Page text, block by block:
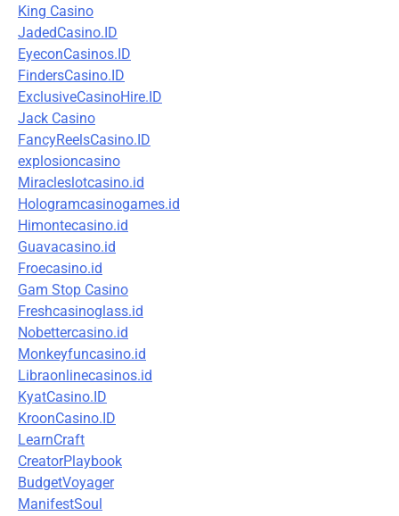
King Casino
JadedCasino.ID
EyeconCasinos.ID
FindersCasino.ID
ExclusiveCasinoHire.ID
Jack Casino
FancyReelsCasino.ID
explosioncasino
Miracleslotcasino.id
Hologramcasinogames.id
Himontecasino.id
Guavacasino.id
Froecasino.id
Gam Stop Casino
Freshcasinoglass.id
Nobettercasino.id
Monkeyfuncasino.id
Libraonlinecasinos.id
KyatCasino.ID
KroonCasino.ID
LearnCraft
CreatorPlaybook
BudgetVoyager
ManifestSoul